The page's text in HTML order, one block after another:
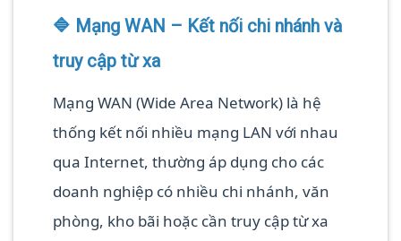
🔷 Mạng WAN – Kết nối chi nhánh và
truy cập từ xa
Mạng WAN (Wide Area Network) là hệ
thống kết nối nhiều mạng LAN với nhau
qua Internet, thường áp dụng cho các
doanh nghiệp có nhiều chi nhánh, văn
phòng, kho bãi hoặc cần truy cập từ xa